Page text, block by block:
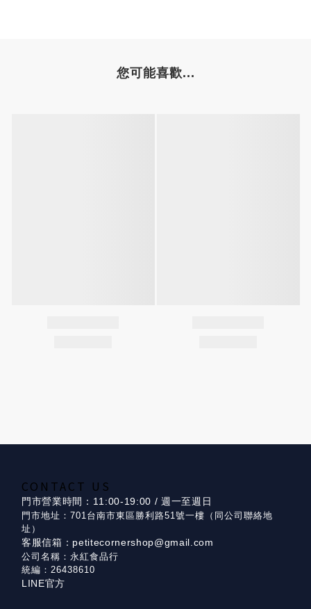
您可能喜歡...
CONTACT US
門市營業時間：11:00-19:00 / 週一至週日
門市地址：701台南市東區勝利路51號一樓（同公司聯絡地
址）
客服信箱：petitecornershop@gmail.com
公司名稱：永紅食品行
統編：26438610
LINE官方